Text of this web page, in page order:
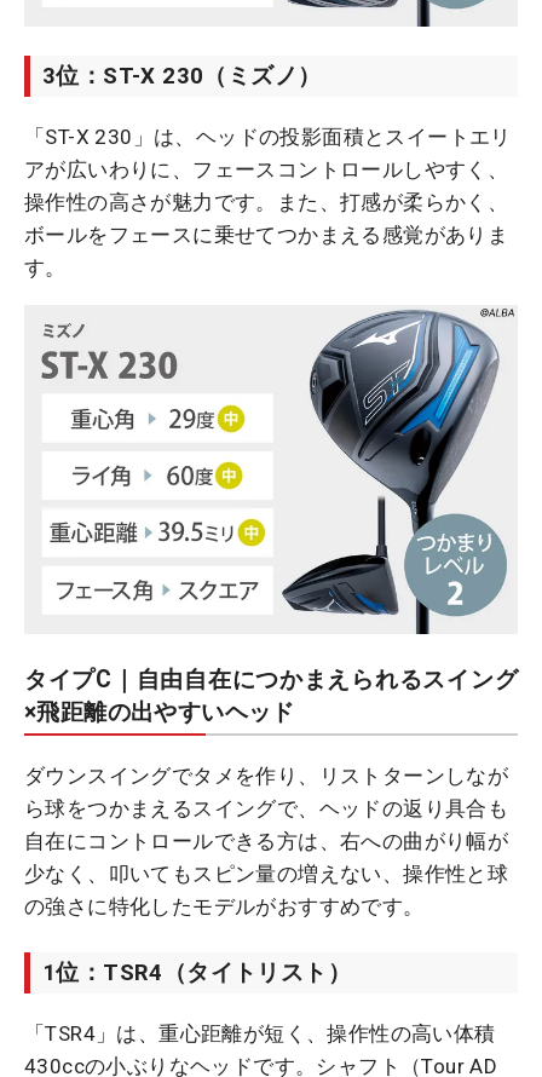
3位：ST-X 230（ミズノ）
「ST-X 230」は、ヘッドの投影面積とスイートエリ
アが広いわりに、フェースコントロールしやすく、
操作性の高さが魅力です。また、打感が柔らかく、
ボールをフェースに乗せてつかまえる感覚がありま
す。
タイプC｜自由自在につかまえられるスイング
×飛距離の出やすいヘッド
ダウンスイングでタメを作り、リストターンしなが
ら球をつかまえるスイングで、ヘッドの返り具合も
自在にコントロールできる方は、右への曲がり幅が
少なく、叩いてもスピン量の増えない、操作性と球
の強さに特化したモデルがおすすめです。
1位：TSR4（タイトリスト）
「TSR4」は、重心距離が短く、操作性の高い体積
430ccの小ぶりなヘッドです。シャフト（Tour AD